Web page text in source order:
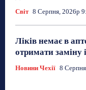
Світ 8 Серпня, 2026р
Ліків немає в
отримати заміну
Новини Чехії 8